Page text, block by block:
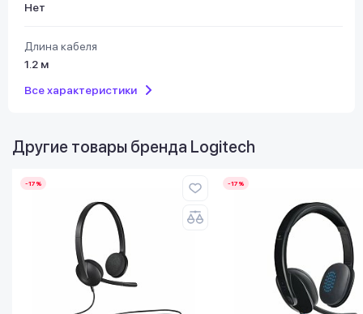
Нет
Длина кабеля
1.2 м
Все характеристики
Другие товары бренда Logitech
-17% -17%